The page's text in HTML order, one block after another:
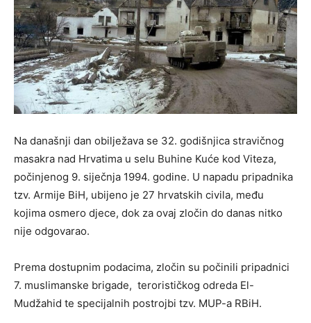
Na današnji dan obilježava se 32. godišnjica stravičnog
masakra nad Hrvatima u selu Buhine Kuće kod Viteza,
počinjenog 9. siječnja 1994. godine. U napadu pripadnika
tzv. Armije BiH, ubijeno je 27 hrvatskih civila, među
kojima osmero djece, dok za ovaj zločin do danas nitko
nije odgovarao.
Prema dostupnim podacima, zločin su počinili pripadnici
7. muslimanske brigade, terorističkog odreda El-
Mudžahid te specijalnih postrojbi tzv. MUP-a RBiH.